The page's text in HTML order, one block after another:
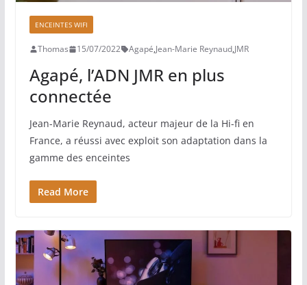
ENCEINTES WIFI
Thomas 15/07/2022 Agapé,Jean-Marie Reynaud,JMR
Agapé, l’ADN JMR en plus
connectée
Jean-Marie Reynaud, acteur majeur de la Hi-fi en
France, a réussi avec exploit son adaptation dans la
gamme des enceintes
Read More